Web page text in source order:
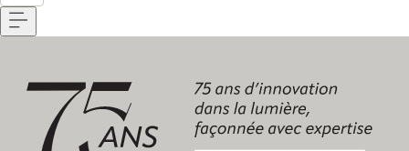
FR